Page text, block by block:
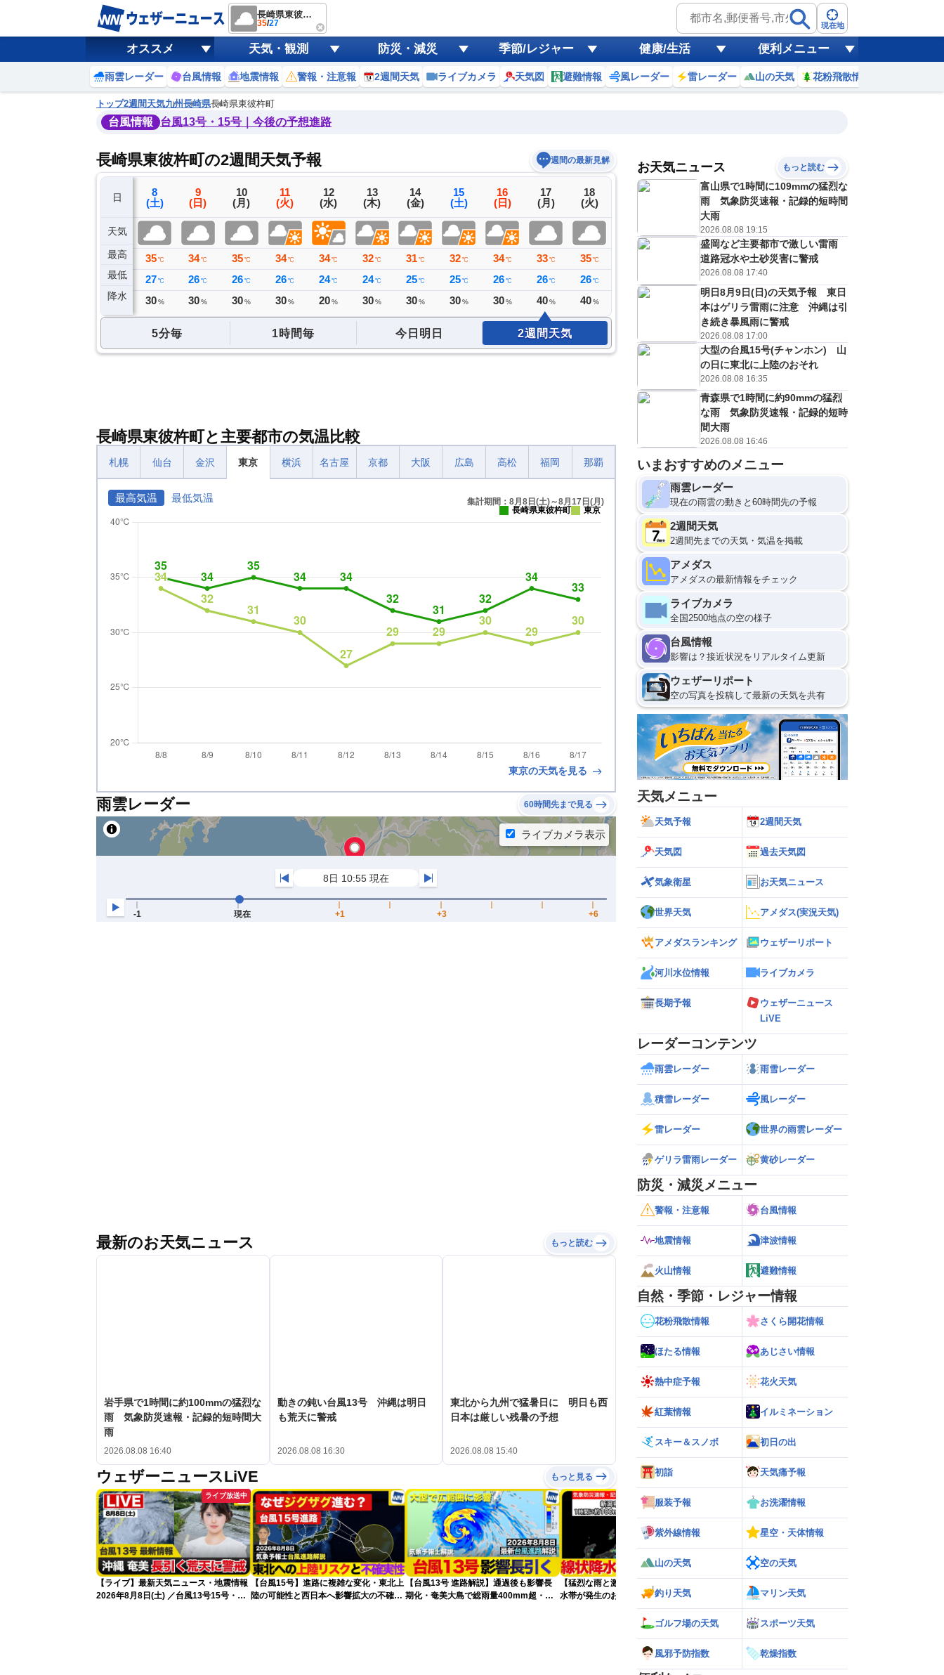
長崎県東彼杵町
35/27 現在地
オススメ 天気・観測 防災・減災 季節/レジャー 健康/生活 便利メニュー
雨雲レーダー 台風情報 地震情報 警報・注意報 2週間天気 ライブカメラ 天気図 避難情報 風レーダー 雷レーダー 山の天気 花粉飛散情報
トップ2週間天気九州長崎県長崎県東彼杵町
台風情報 台風13号・15号｜今後の予想進路
長崎県東彼杵町の2週間天気予報 週間の最新見解
日
天気
最高
最低
降水
7
(金)
37℃
29℃
ミリ
8
(土)
35 ℃
27 ℃
30 %
9
(日)
34℃
26 ℃
30 %
10
(月)
35 ℃
26 ℃
30 %
11
(火)
34℃
26 ℃
30 %
12
(水)
34℃
24℃
20%
13
(木)
32℃
24℃
30%
14
(金)
31℃
25℃
30%
15
(土)
32℃
25℃
30%
16
(日)
34 ℃
26 ℃
30 %
17
(月)
33 ℃
26 ℃
40 %
18
(火)
35 ℃
26 ℃
40 %
19
℃
21
(金)
D
34℃
28
30 %
22
(土)
E
34℃
27
20%
予報の
信頼度
B
C
D
？
5分毎 1時間毎 今日明日 2週間天気
長崎県東彼杵町と主要都市の気温比較
札幌 仙台 金沢 東京 横浜 名古屋 京都 大阪 広島 高松 福岡 那覇
最高気温 最低気温
集計期間：8月8日(土)～8月17日(月)
長崎県東彼杵町
東京
東京の天気を見る
雨雲レーダー 60時間先まで見る
最新のお天気ニュース もっと読む
岩手県で1時間に約100mmの猛烈な
雨 気象防災速報・記録的短時間大
雨
2026.08.08 16:40
動きの鈍い台風13号 沖縄は明日
も荒天に警戒
2026.08.08 16:30
東北から九州で猛暑日に 明日も西
日本は厳しい残暑の予想
2026.08.08 15:40
ウェザーニュースLiVE もっと見る
ライブ放送中
【ライブ】最新天気ニュース・地震情報
2026年8月8日(土) ／台風13号15号・ゲ
【台風15号】進路に複雑な変化・東北上
陸の可能性と西日本へ影響拡大の不確実
【台風13号 進路解説】通過後も影響長
期化・奄美大島で総雨量400mm超・高
【猛烈な雨と激しい雷雨】新潟は線状降
水帯が発生のおそれも＜気象防災速報・
それ 接近後はゲリラ雷雨の頻度高まる
お天気ニュース もっと読む
富山県で1時間に109mmの猛烈な
雨 気象防災速報・記録的短時間
大雨
2026.08.08 19:15
盛岡など主要都市で激しい雷雨
道路冠水や土砂災害に警戒
2026.08.08 17:40
明日8月9日(日)の天気予報 東日
本はゲリラ雷雨に注意 沖縄は引
き続き暴風雨に警戒
2026.08.08 17:00
大型の台風15号(チャンホン) 山
の日に東北に上陸のおそれ
2026.08.08 16:35
青森県で1時間に約90mmの猛烈
な雨 気象防災速報・記録的短時
間大雨
2026.08.08 16:46
いまおすすめのメニュー
雨雲レーダー
現在の雨雲の動きと60時間先の予報
2週間天気
2週間先までの天気・気温を掲載
アメダス
アメダスの最新情報をチェック
ライブカメラ
全国2500地点の空の様子
台風情報
影響は？接近状況をリアルタイム更新
ウェザーリポート
空の写真を投稿して最新の天気を共有
天気メニュー
天気予報 2週間天気
天気図 過去天気図
気象衛星 お天気ニュース
世界天気 アメダス(実況天気)
アメダスランキング ウェザーリポート
河川水位情報 ライブカメラ
長期予報
ウェザーニュース
LiVE
レーダーコンテンツ
雨雲レーダー 雨雪レーダー
積雪レーダー 風レーダー
雷レーダー 世界の雨雲レーダー
ゲリラ雷雨レーダー 黄砂レーダー
防災・減災メニュー
警報・注意報 台風情報
地震情報 津波情報
火山情報 避難情報
自然・季節・レジャー情報
花粉飛散情報 さくら開花情報
ほたる情報 あじさい情報
熱中症予報 花火天気
紅葉情報 イルミネーション
スキー＆スノボ 初日の出
初詣 天気痛予報
服装予報 お洗濯情報
紫外線情報 星空・天体情報
山の天気 空の天気
釣り天気 マリン天気
ゴルフ場の天気 スポーツ天気
風邪予防指数 乾燥指数